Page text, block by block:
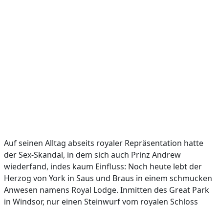
Auf seinen Alltag abseits royaler Repräsentation hatte
der Sex-Skandal, in dem sich auch Prinz Andrew
wiederfand, indes kaum Einfluss: Noch heute lebt der
Herzog von York in Saus und Braus in einem schmucken
Anwesen namens Royal Lodge. Inmitten des Great Park
in Windsor, nur einen Steinwurf vom royalen Schloss